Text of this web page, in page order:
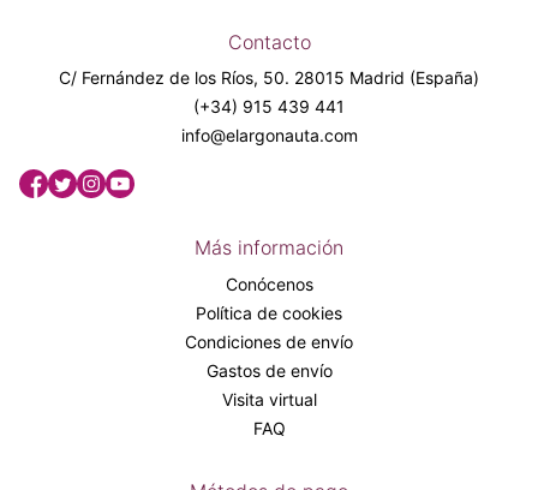
Contacto
C/ Fernández de los Ríos, 50. 28015 Madrid (España)
(+34) 915 439 441
info@elargonauta.com
Más información
Conócenos
Política de cookies
Condiciones de envío
Gastos de envío
Visita virtual
FAQ